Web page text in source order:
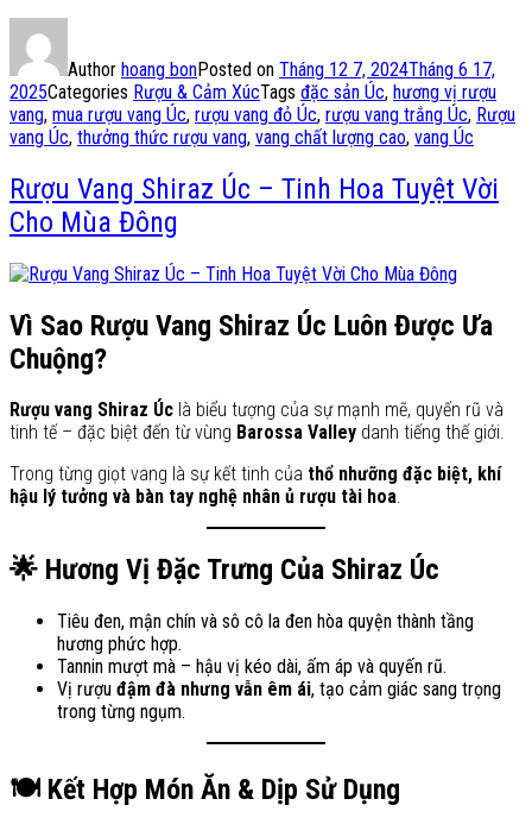
Author hoang bonPosted on Tháng 12 7, 2024Tháng 6 17,
2025Categories Rượu & Cảm XúcTags đặc sản Úc, hương vị rượu
vang, mua rượu vang Úc, rượu vang đỏ Úc, rượu vang trắng Úc, Rượu
vang Úc, thưởng thức rượu vang, vang chất lượng cao, vang Úc
Rượu Vang Shiraz Úc – Tinh Hoa Tuyệt Vời
Cho Mùa Đông
Vì Sao Rượu Vang Shiraz Úc Luôn Được Ưa
Chuộng?
Rượu vang Shiraz Úc là biểu tượng của sự mạnh mẽ, quyến rũ và
tinh tế – đặc biệt đến từ vùng Barossa Valley danh tiếng thế giới.
Trong từng giọt vang là sự kết tinh của thổ nhưỡng đặc biệt, khí
hậu lý tưởng và bàn tay nghệ nhân ủ rượu tài hoa.
🌟 Hương Vị Đặc Trưng Của Shiraz Úc
Tiêu đen, mận chín và sô cô la đen hòa quyện thành tầng
hương phức hợp.
Tannin mượt mà – hậu vị kéo dài, ấm áp và quyến rũ.
Vị rượu đậm đà nhưng vẫn êm ái, tạo cảm giác sang trọng
trong từng ngụm.
🍽️ Kết Hợp Món Ăn & Dịp Sử Dụng